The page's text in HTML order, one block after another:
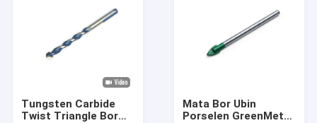
Tungsten Carbide
Twist Triangle Bor
Mata Bor Ubin
Porselen GreenMetal